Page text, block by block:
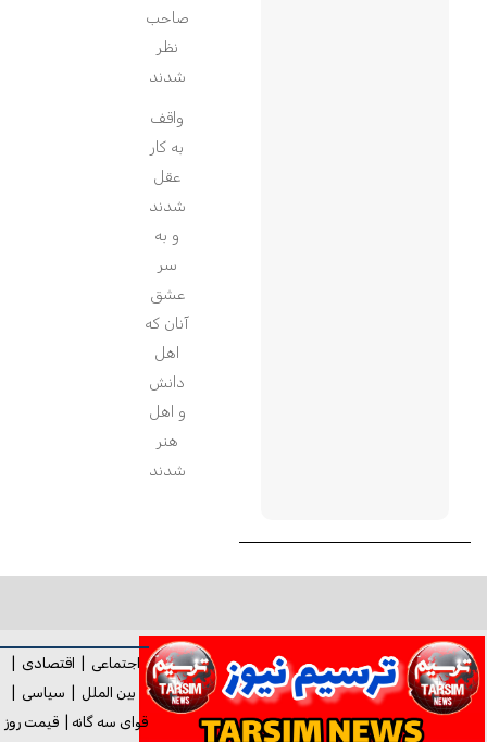
صاحب
نظر
شدند
واقف
به کار
عقل
شدند
و به
سر
عشق
آنان که
اهل
دانش
و اهل
هنر
شدند
اجتماعی اقتصادی
بین الملل
سیاسی
قوای سه گانه |قیمت روز